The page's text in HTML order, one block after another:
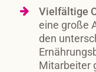
Vielfältige
eine große
den
Mitarbeiter